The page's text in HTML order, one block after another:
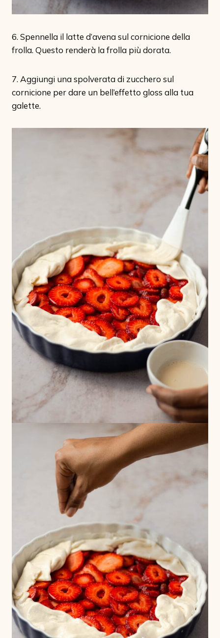
6. Spennella il latte d’avena sul cornicione della
frolla. Questo renderà la frolla più dorata.
7. Aggiungi una spolverata di zucchero sul
cornicione per dare un bell’effetto gloss alla tua
galette.